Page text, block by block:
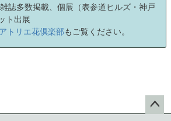
誌多数掲載、個展（表参道ヒルズ・神戸
ト出展
トリエ花倶楽部もご覧ください。